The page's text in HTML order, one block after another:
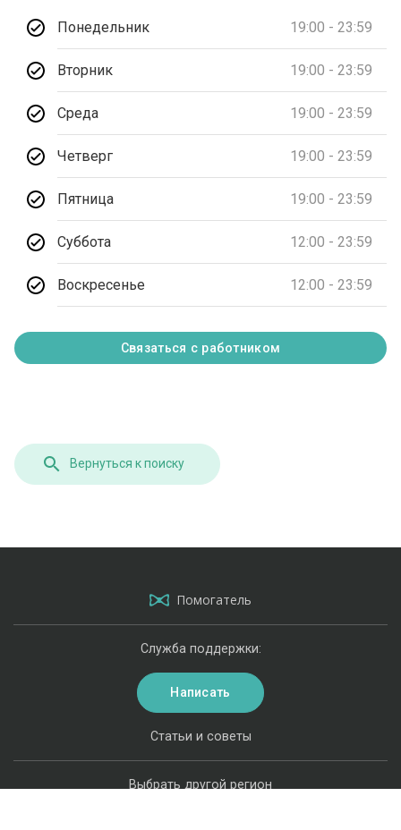
Понедельник 19:00 - 23:59
Вторник 19:00 - 23:59
Среда 19:00 - 23:59
Четверг 19:00 - 23:59
Пятница 19:00 - 23:59
Суббота 12:00 - 23:59
Воскресенье 12:00 - 23:59
Связаться с работником
Вернуться к поиску
Помогатель
Выбрать другой регион
Статьи и советы
Служба поддержки:
Написать